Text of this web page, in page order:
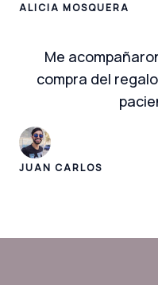
ALICIA MOSQUERA
Me
compra del
JUAN CARLOS